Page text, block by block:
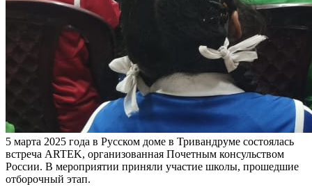
5 марта 2025 года в Русском доме в Тривандруме состоялась
встреча ARTEK, организованная Почетным консульством
России. В мероприятии приняли участие школы, прошедшие
отборочный этап.